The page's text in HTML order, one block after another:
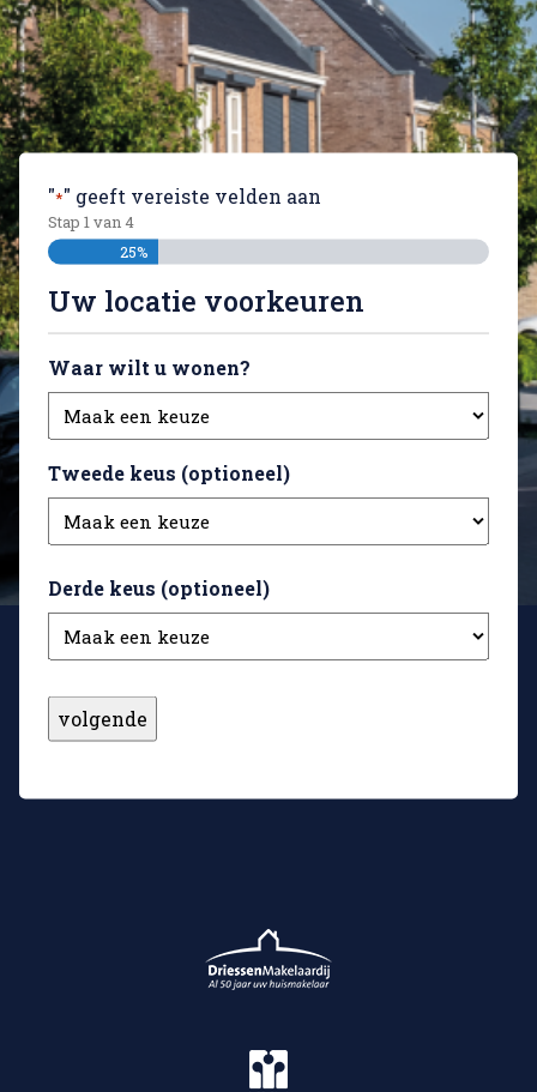
"*" geeft vereiste velden aan
Stap 1van4
25%
Uw locatie voorkeuren
Waar wilt u wonen?
Tweede keus (optioneel)
Derde keus (optioneel)